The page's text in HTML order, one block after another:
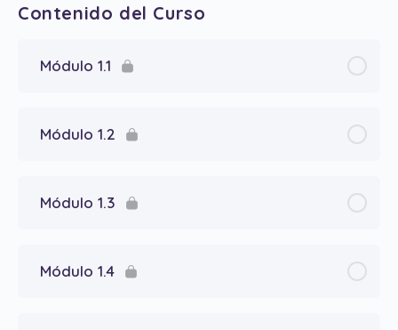
Contenido del Curso
Módulo 1.1
Módulo 1.2
Módulo 1.3
Módulo 1.4